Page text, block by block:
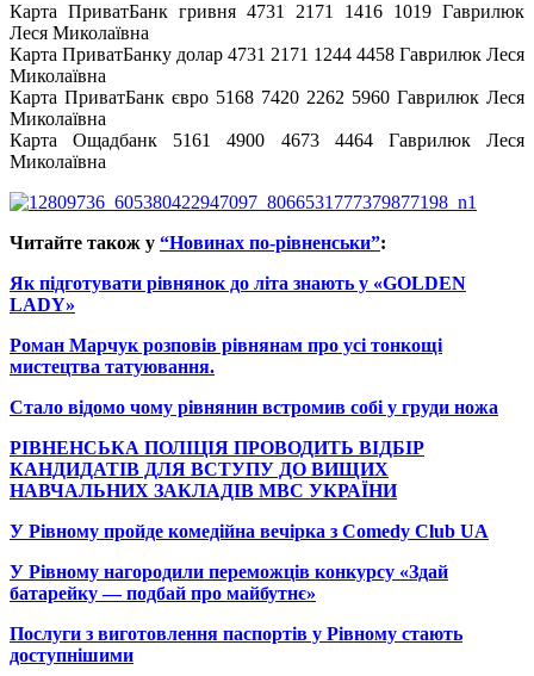
Карта ПриватБанк гривня 4731 2171 1416 1019 Гаврилюк
Леся Миколаївна
Карта ПриватБанку долар 4731 2171 1244 4458 Гаврилюк Леся
Миколаївна
Карта ПриватБанк євро 5168 7420 2262 5960 Гаврилюк Леся
Миколаївна
Карта Ощадбанк 5161 4900 4673 4464 Гаврилюк Леся
Миколаївна
Читайте також у “Новинах по-рівненськи”:
Як підготувати рівнянок до літа знають у «GOLDEN
LADY»
Роман Марчук розповів рівнянам про усі тонкощі
мистецтва татуювання.
Стало відомо чому рівнянин встромив собі у груди ножа
РІВНЕНСЬКА ПОЛІЦІЯ ПРОВОДИТЬ ВІДБІР
КАНДИДАТІВ ДЛЯ ВСТУПУ ДО ВИЩИХ
НАВЧАЛЬНИХ ЗАКЛАДІВ МВС УКРАЇНИ
У Рівному пройде комедійна вечірка з Comedy Club UA
У Рівному нагородили переможців конкурсу «Здай
батарейку — подбай про майбутнє»
Послуги з виготовлення паспортів у Рівному стають
доступнішими